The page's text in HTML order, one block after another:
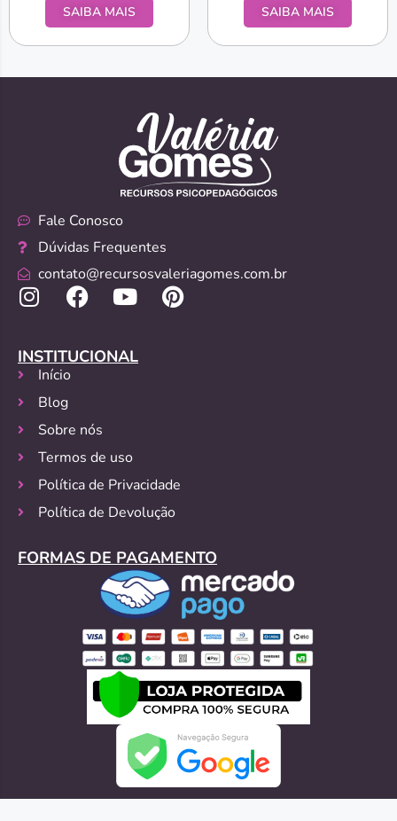
SAIBA MAIS SAIBA MAIS
Fale Conosco
Dúvidas Frequentes
contato@recursosvaleriagomes.com.br
INSTITUCIONAL
Início
Blog
Sobre nós
Termos de uso
Política de Privacidade
Política de Devolução
FORMAS DE PAGAMENTO